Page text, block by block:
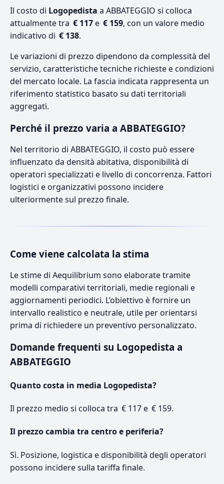
Il costo di Logopedista a ABBATEGGIO si colloca
attualmente tra € 117e € 159, con un valore medio
indicativo di € 138.
Le variazioni di prezzo dipendono da complessità del
servizio, caratteristiche tecniche richieste e condizioni
del mercato locale. La fascia indicata rappresenta un
riferimento statistico basato su dati territoriali
aggregati.
Perché il prezzo varia a ABBATEGGIO?
Nel territorio di ABBATEGGIO, il costo può essere
influenzato da densità abitativa, disponibilità di
operatori specializzati e livello di concorrenza. Fattori
logistici e organizzativi possono incidere
ulteriormente sul prezzo finale.
Come viene calcolata la stima
Le stime di Aequilibrium sono elaborate tramite
modelli comparativi territoriali, medie regionali e
aggiornamenti periodici. L’obiettivo è fornire un
intervallo realistico e neutrale, utile per orientarsi
prima di richiedere un preventivo personalizzato.
Domande frequenti su Logopedista a
ABBATEGGIO
Quanto costa in media Logopedista?
Il prezzo medio si colloca tra € 117 e € 159.
Il prezzo cambia tra centro e periferia?
Sì. Posizione, logistica e disponibilità degli operatori
possono incidere sulla tariffa finale.